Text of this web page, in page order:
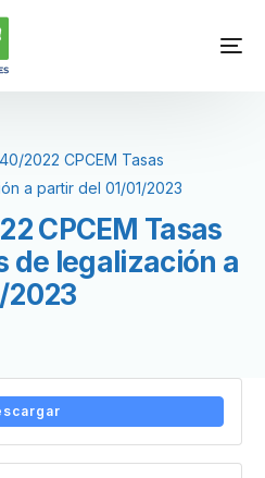
2022 CPCEM Tasas
a partir del 01/01/2023
CPCEM Tasas
de legalización a
2023